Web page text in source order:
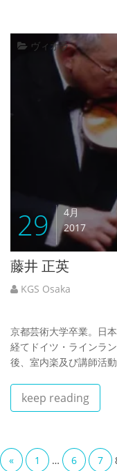
ヴィオラ
29
4月
2017
藤井 正英
KGS Osaka
京都芸術大学卒業。日
経てドイツ・ラインラ
後、室内楽及び講師活動
keep reading
« 1 … 6 7